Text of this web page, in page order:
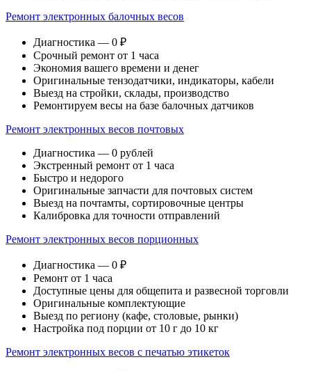
Ремонт электронных балочных весов
Диагностика — 0 ₽
Срочный ремонт от 1 часа
Экономия вашего времени и денег
Оригинальные тензодатчики, индикаторы, кабели
Выезд на стройки, склады, производство
Ремонтируем весы на базе балочных датчиков
Ремонт электронных весов почтовых
Диагностика — 0 рублей
Экстренный ремонт от 1 часа
Быстро и недорого
Оригинальные запчасти для почтовых систем
Выезд на почтамты, сортировочные центры
Калибровка для точности отправлений
Ремонт электронных весов порционных
Диагностика — 0 ₽
Ремонт от 1 часа
Доступные цены для общепита и развесной торговли
Оригинальные комплектующие
Выезд по региону (кафе, столовые, рынки)
Настройка под порции от 10 г до 10 кг
Ремонт электронных весов с печатью этикеток